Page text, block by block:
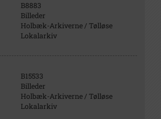
B8883
Billeder
Holbæk-Arkiverne / Tølløse
Lokalarkiv
B15533
Billeder
Holbæk-Arkiverne / Tølløse
Lokalarkiv